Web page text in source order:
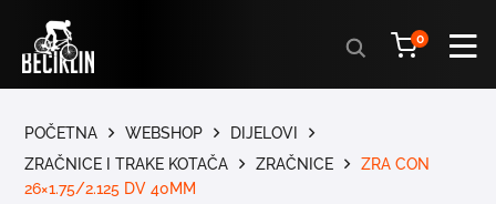
Products
search
0
POČETNA WEBSHOP
DIJELOVI
ZRAČNICE I TRAKE KOTAČA
ZRAČNICE
ZRA CON
26×1.75/2.125 DV 40MM